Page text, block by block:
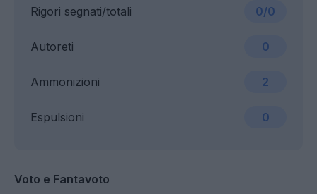
Ammonizioni 2
Rigori segnati/totali 0/0
Espulsioni 0
Autoreti 0
Voto e Fantavoto